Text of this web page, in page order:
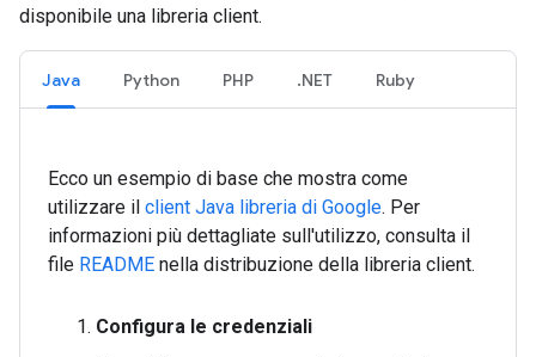
disponibile una libreria client.
Java Python PHP .NET Ruby
Ecco un esempio di base che mostra come
utilizzare il client Java libreria di Google. Per
informazioni più dettagliate sull'utilizzo, consulta il
file README nella distribuzione della libreria client.
Configura le credenziali